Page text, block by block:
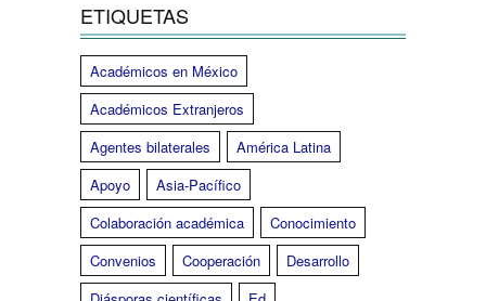
ETIQUETAS
Académicos en México
Académicos Extranjeros
Agentes bilaterales
América Latina
Apoyo
Asia-Pacífico
Colaboración académica
Conocimiento
Convenios
Cooperación
Desarrollo